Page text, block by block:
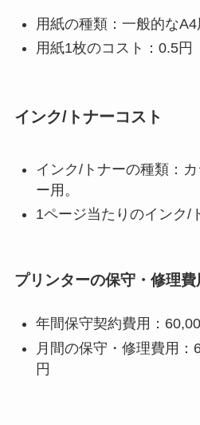
用紙の種類：一般的なA4
用紙1枚のコスト：0.5円
インク/トナーコスト
インク/トナーの種類：
ー用。
1ページ当たりのインク/
プリンターの保守・修理費
年間保守契約費用：
月間の保守・修理費用
円